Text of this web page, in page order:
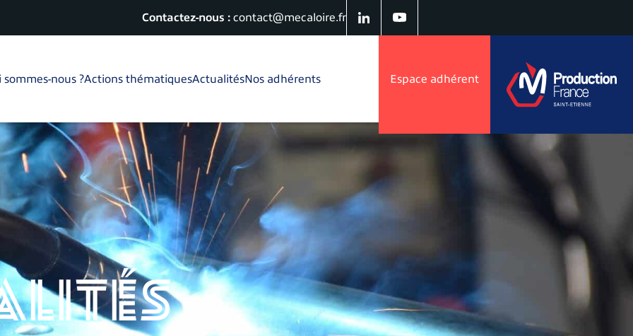
Contactez-nous : contact@mecaloire.fr
sommes-nous ?Actions thématiquesActualitésNos adhérents Espace adhérent